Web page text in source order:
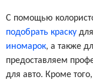
Light Gray
Very Dark Gray
С помощью
подобрать краску
иномарок, а также
предоставляем
для авто. Кроме